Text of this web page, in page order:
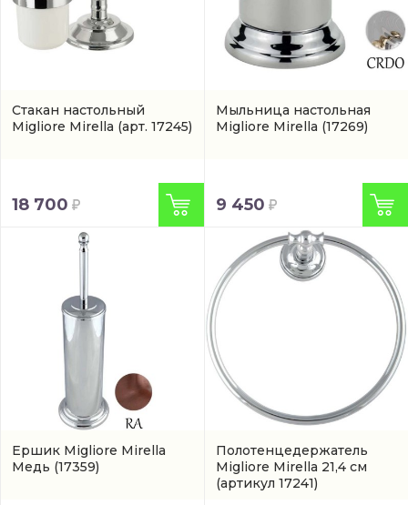
Стакан настольный
Migliore Mirella (арт. 17245)
18 700
Мыльница настольная
Migliore Mirella (17269)
9 450
Ершик Migliore Mirella
Медь (17359)
Полотенцедержатель
Migliore Mirella 21,4 см
(артикул 17241)